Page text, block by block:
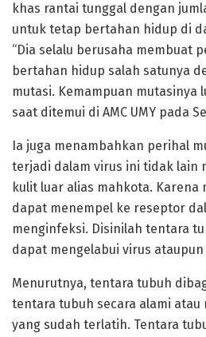
khas rantai tunggal dengan
untuk tetap bertahan hidup di
“Dia selalu berusaha membuat
bertahan hidup salah satunya
mutasi. Kemampuan mutasinya
saat ditemui di AMC UMY pada
Ia juga menambahkan perihal
terjadi dalam virus ini tidak lain
kulit luar alias mahkota. Karena
dapat menempel ke reseptor
menginfeksi. Disinilah tentara
dapat mengelabui virus
Menurutnya, tentara tubuh
tentara tubuh secara alami
yang sudah terlatih. Tentara